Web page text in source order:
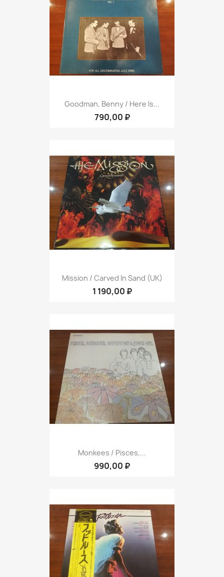
Goodman, Benny / Here Is...
790,00 ₽
Mission / Carved In Sand (UK)
1 190,00 ₽
Monkees / Pisces,...
990,00 ₽